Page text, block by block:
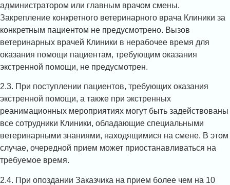
администратором или главным врачом смены.
Закрепление конкретного ветеринарного врача Клиники за
конкретным пациентом не предусмотрено. Вызов
ветеринарных врачей Клиники в нерабочее время для
оказания помощи пациентам, требующим оказания
экстренной помощи, не предусмотрен.
2.3. При поступлении пациентов, требующих оказания
экстренной помощи, а также при экстренных
реанимационных мероприятиях могут быть задействованы
все сотрудники Клиники, обладающие специальными
ветеринарными знаниями, находящимися на смене. В этом
случае, очередной прием может приостанавливаться на
требуемое время.
2.4. При опоздании Заказчика на прием более чем на 10